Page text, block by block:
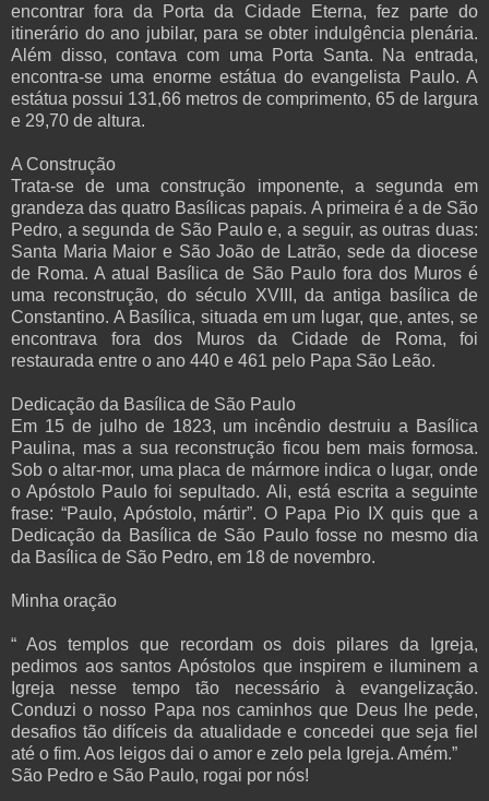
encontrar fora da Porta da Cidade Eterna, fez parte do
itinerário do ano jubilar, para se obter indulgência plenária.
Além disso, contava com uma Porta Santa. Na entrada,
encontra-se uma enorme estátua do evangelista Paulo. A
estátua possui 131,66 metros de comprimento, 65 de largura
e 29,70 de altura.
A Construção
Trata-se de uma construção imponente, a segunda em
grandeza das quatro Basílicas papais. A primeira é a de São
Pedro, a segunda de São Paulo e, a seguir, as outras duas:
Santa Maria Maior e São João de Latrão, sede da diocese
de Roma. A atual Basílica de São Paulo fora dos Muros é
uma reconstrução, do século XVIII, da antiga basílica de
Constantino. A Basílica, situada em um lugar, que, antes, se
encontrava fora dos Muros da Cidade de Roma, foi
restaurada entre o ano 440 e 461 pelo Papa São Leão.
Dedicação da Basílica de São Paulo
Em 15 de julho de 1823, um incêndio destruiu a Basílica
Paulina, mas a sua reconstrução ficou bem mais formosa.
Sob o altar-mor, uma placa de mármore indica o lugar, onde
o Apóstolo Paulo foi sepultado. Ali, está escrita a seguinte
frase: “Paulo, Apóstolo, mártir”. O Papa Pio IX quis que a
Dedicação da Basílica de São Paulo fosse no mesmo dia
da Basílica de São Pedro, em 18 de novembro.
Minha oração
“ Aos templos que recordam os dois pilares da Igreja,
pedimos aos santos Apóstolos que inspirem e iluminem a
Igreja nesse tempo tão necessário à evangelização.
Conduzi o nosso Papa nos caminhos que Deus lhe pede,
desafios tão difíceis da atualidade e concedei que seja fiel
até o fim. Aos leigos dai o amor e zelo pela Igreja. Amém.”
São Pedro e São Paulo, rogai por nós!